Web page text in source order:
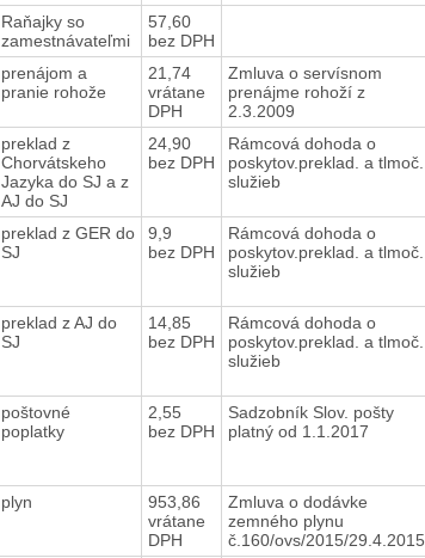
Raňajky so
zamestnávateľmi
57,60
bez DPH
prenájom a
pranie rohože
21,74
vrátane
DPH
Zmluva o servísnom
prenájme rohoží z
2.3.2009
preklad z
Chorvátskeho
Jazyka do SJ a z
AJ do SJ
24,90
bez DPH
Rámcová dohoda o
poskytov.preklad. a tlmoč.
služieb
preklad z GER do
SJ
9,9
bez DPH
Rámcová dohoda o
poskytov.preklad. a tlmoč.
služieb
preklad z AJ do
SJ
14,85
bez DPH
Rámcová dohoda o
poskytov.preklad. a tlmoč.
služieb
poštovné
poplatky
2,55
bez DPH
Sadzobník Slov. pošty
platný od 1.1.2017
plyn
953,86
vrátane
DPH
Zmluva o dodávke
zemného plynu
č.160/ovs/2015/29.4.2015